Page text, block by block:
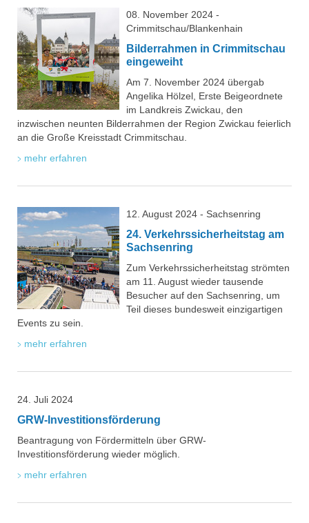
08. November 2024 -
Crimmitschau/Blankenhain
Bilderrahmen in Crimmitschau
eingeweiht
Am 7. November 2024 übergab
Angelika Hölzel, Erste Beigeordnete
im Landkreis Zwickau, den
inzwischen neunten Bilderrahmen der Region Zwickau feierlich
an die Große Kreisstadt Crimmitschau.
mehr erfahren
12. August 2024 - Sachsenring
24. Verkehrssicherheitstag am
Sachsenring
Zum Verkehrssicherheitstag strömten
am 11. August wieder tausende
Besucher auf den Sachsenring, um
Teil dieses bundesweit einzigartigen
Events zu sein.
mehr erfahren
24. Juli 2024
GRW-Investitionsförderung
Beantragung von Fördermitteln über GRW-
Investitionsförderung wieder möglich.
mehr erfahren